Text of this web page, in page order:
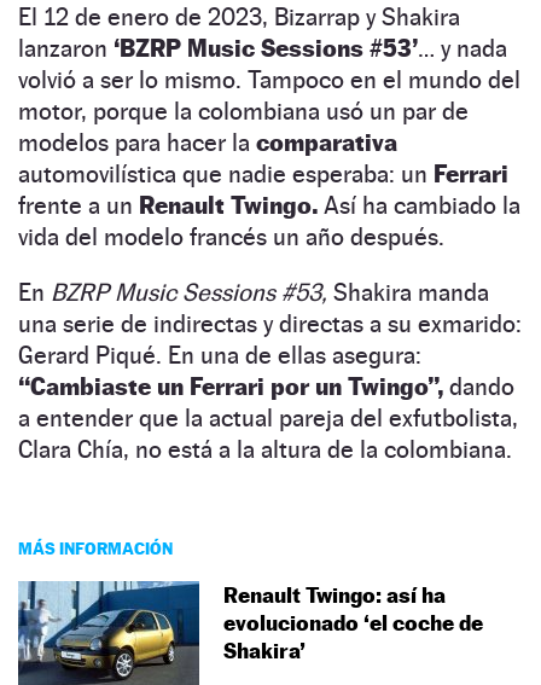
El 12 de enero de 2023, Bizarrap y Shakira
lanzaron ‘BZRP Music Sessions #53’… y nada
volvió a ser lo mismo. Tampoco en el mundo del
motor, porque la colombiana usó un par de
modelos para hacer la comparativa
automovilística que nadie esperaba: un Ferrari
frente a un Renault Twingo. Así ha cambiado la
vida del modelo francés un año después.
En BZRP Music Sessions #53, Shakira manda
una serie de indirectas y directas a su exmarido:
Gerard Piqué. En una de ellas asegura:
“Cambiaste un Ferrari por un Twingo”, dando
a entender que la actual pareja del exfutbolista,
Clara Chía, no está a la altura de la colombiana.
MÁS INFORMACIÓN
Renault Twingo: así ha
evolucionado ‘el coche de
Shakira’